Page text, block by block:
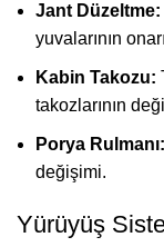
Jant Düzeltme:
yuvalarının
Kabin Takozu:
takozlarının
Porya Rulmanı:
değişimi.
Yürüyüş